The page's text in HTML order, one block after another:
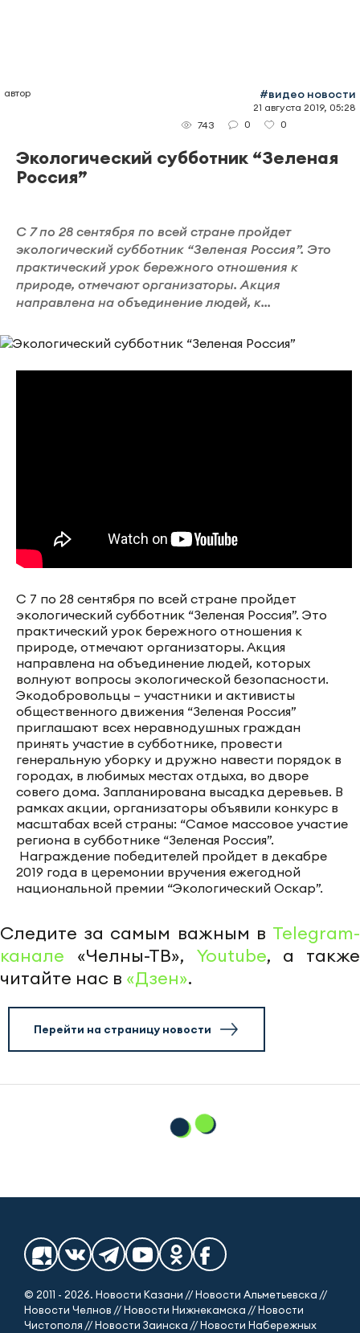
автор #видео новости
21 августа 2019, 05:28
743
0 0
Экологический субботник “Зеленая
Россия”
С 7 по 28 сентября по всей стране пройдет
экологический субботник “Зеленая Россия”. Это
практический урок бережного отношения к
природе, отмечают организаторы. Акция
направлена на объединение людей, к...
С 7 по 28 сентября по всей стране пройдет
экологический субботник “Зеленая Россия”. Это
практический урок бережного отношения к
природе, отмечают организаторы. Акция
направлена на объединение людей, которых
волнуют вопросы экологической безопасности.
Экодобровольцы – участники и активисты
общественного движения “Зеленая Россия”
приглашают всех неравнодушных граждан
принять участие в субботнике, провести
генеральную уборку и дружно навести порядок в
городах, в любимых местах отдыха, во дворе
совего дома. Запланирована высадка деревьев. В
рамках акции, организаторы объявили конкурс в
масштабах всей страны: “Самое массовое участие
региона в субботнике “Зеленая Россия”.
Награждение победителей пройдет в декабре
2019 года в церемонии вручения ежегодной
национальной премии “Экологический Оскар”.
Следите за самым важным в Telegram-
канале «Челны-ТВ», Youtube, а также
читайте нас в «Дзен».
Перейти на страницу новости
© 2011 - 2026. Новости Казани // Новости Альметьевска //
Новости Челнов // Новости Нижнекамска // Новости
Чистополя // Новости Заинска // Новости Набережных